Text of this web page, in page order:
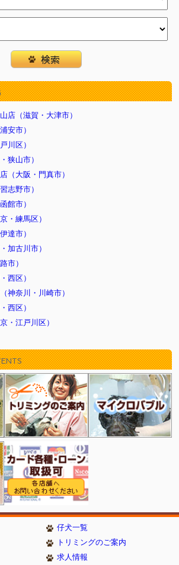
店（滋賀・大津市）
安市）
川区）
狭山市）
（大阪・門真市）
志野市）
館市）
・練馬区）
達市）
加古川市）
市）
西区）
神奈川・川崎市）
西区）
・江戸川区）
仔犬一覧
トリミングのご案内
求人情報